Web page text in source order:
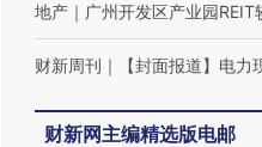
地产 ｜ 广州开发区产业园REIT
财新周刊 ｜ 【封面报道】电
财新网主编精选版电邮